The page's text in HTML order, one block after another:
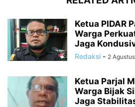
Ketua PIDAR
Warga
Jaga
Redaksi - 2
Ketua Parjal
Warga Bijak
Jaga